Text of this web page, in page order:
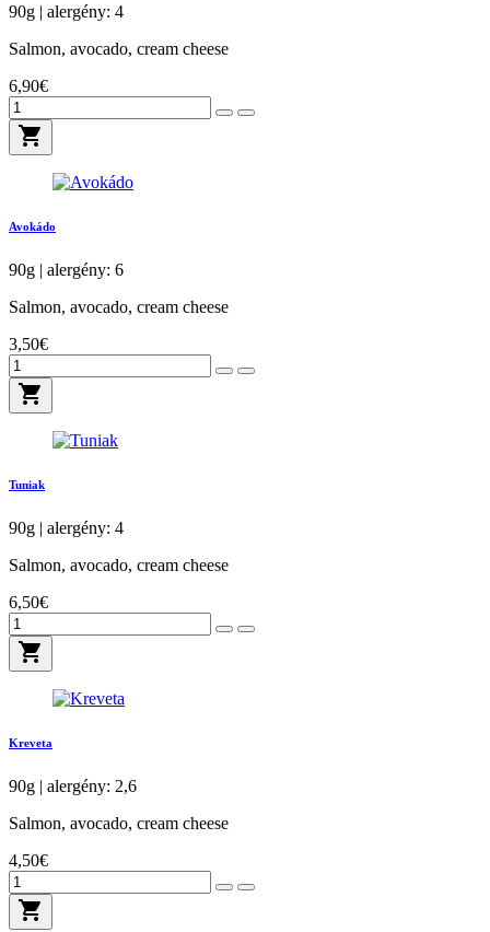
90g | alergény: 4
Salmon, avocado, cream cheese
6,90€
shopping_cart
Avokádo
90g | alergény: 6
Salmon, avocado, cream cheese
3,50€
shopping_cart
Tuniak
90g | alergény: 4
Salmon, avocado, cream cheese
6,50€
shopping_cart
Kreveta
90g | alergény: 2,6
Salmon, avocado, cream cheese
4,50€
shopping_cart